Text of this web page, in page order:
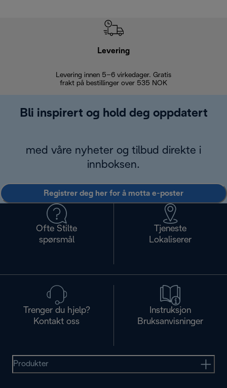
Levering
Levering innen 5–6 virkedager. Gratis
frakt på bestillinger over 535 NOK
Bli inspirert og hold deg oppdatert
med våre nyheter og tilbud direkte i
innboksen.
Registrer deg her for å motta e-poster
Ofte Stilte
spørsmål
Tjeneste
Lokaliserer
Trenger du hjelp?
Kontakt oss
Instruksjon
Bruksanvisninger
Produkter